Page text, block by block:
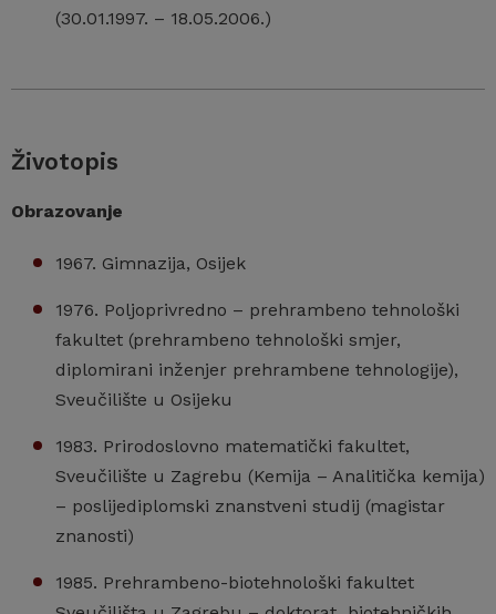
(30.01.1997. – 18.05.2006.)
Životopis
Obrazovanje
1967. Gimnazija, Osijek
1976. Poljoprivredno – prehrambeno tehnološki
fakultet (prehrambeno tehnološki smjer,
diplomirani inženjer prehrambene tehnologije),
Sveučilište u Osijeku
1983. Prirodoslovno matematički fakultet,
Sveučilište u Zagrebu (Kemija – Analitička kemija)
– poslijediplomski znanstveni studij (magistar
znanosti)
1985. Prehrambeno-biotehnološki fakultet